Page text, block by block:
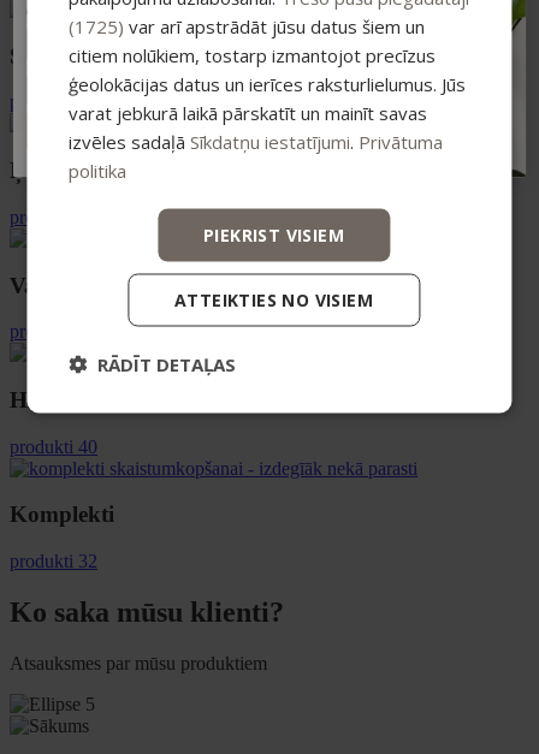
Sejas ādai
produkti 29
Ķermenim un matiem
produkti 49
Vannai un SPA
produkti 27
Higiēnai
produkti 40
Komplekti
produkti 32
Ko saka mūsu klienti?
Atsauksmes par mūsu produktiem
(1725) var arī apstrādāt jūsu datus šiem un
citiem nolūkiem, tostarp izmantojot precīzus
ģeolokācijas datus un ierīces raksturlielumus. Jūs
varat jebkurā laikā pārskatīt un mainīt savas
izvēles sadaļāSīkdatņu iestatījumi. Privātuma
politika
PIEKRIST VISIEM
ATTEIKTIES NO VISIEM
RĀDĪT DETAĻAS
pirkumiem virs 25 €